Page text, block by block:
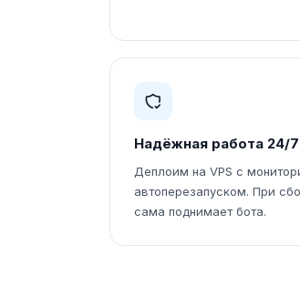
Надёжная работа 24/7
Деплоим на VPS с
автоперезапуском. При
сама поднимает бота.